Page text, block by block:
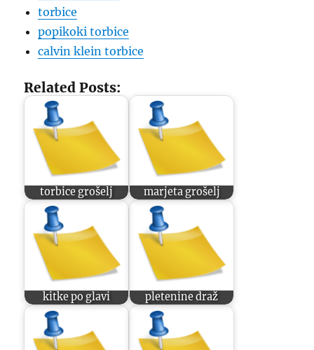
torbice
popikoki torbice
calvin klein torbice
Related Posts:
torbice grošelj marjeta grošelj
kitke po glavi pletenine draž